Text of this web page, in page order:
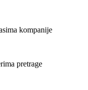
kompanije
pretrage